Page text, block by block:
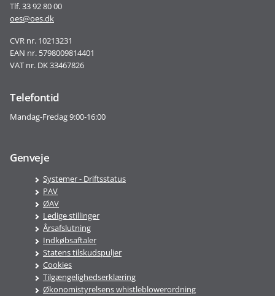
Tlf. 33 92 80 00
oes@oes.dk
CVR nr. 10213231
EAN nr. 5798009814401
VAT nr. DK 33467826
Telefontid
Mandag-Fredag 9:00-16:00
Genveje
Systemer - Driftsstatus
PAV
ØAV
Ledige stillinger
Årsafslutning
Indkøbsaftaler
Statens tilskudspuljer
Cookies
Tilgængelighedserklæring
Økonomistyrelsens whistleblowerordning